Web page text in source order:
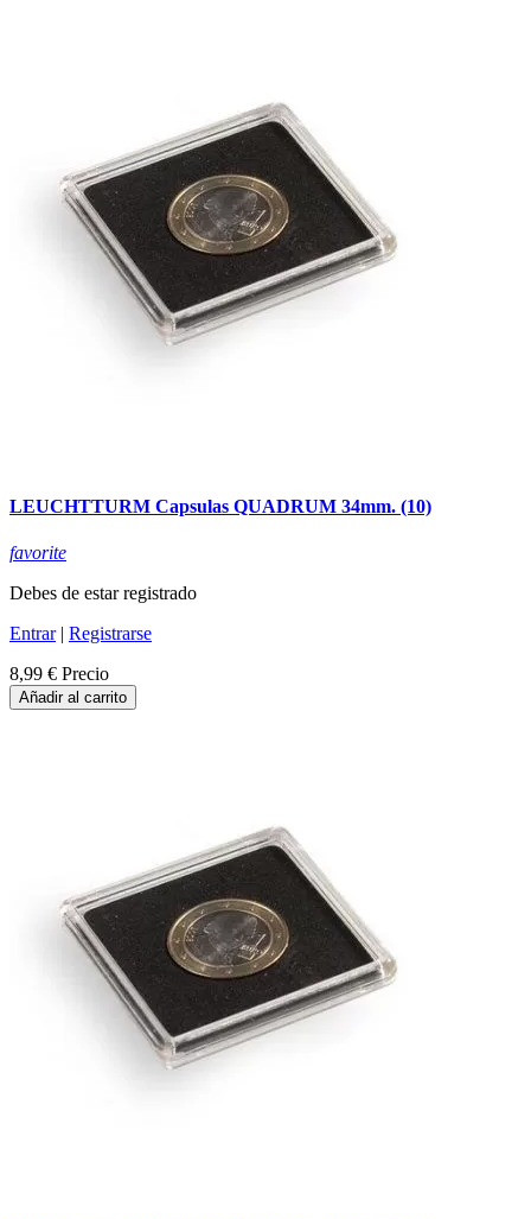
LEUCHTTURM Capsulas QUADRUM 34mm. (10)
favorite
Debes de estar registrado
Entrar| Registrarse
8,99 € Precio
Añadir al carrito